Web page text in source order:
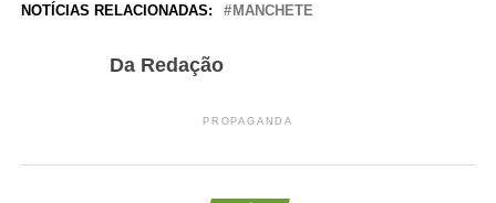
NOTÍCIAS RELACIONADAS: MANCHETE
Da Redação
PROPAGANDA